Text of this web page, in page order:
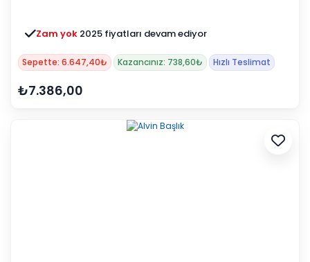
Zam yok 2025 fiyatları devam ediyor
Sepette: 6.647,40₺ Kazancınız: 738,60₺ Hızlı Teslimat
₺7.386,00